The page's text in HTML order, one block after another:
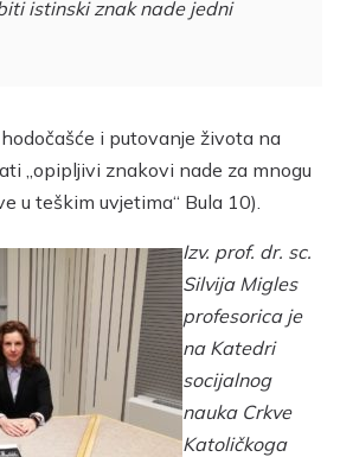
istinski znak nade jedni
i putovanje života na
„opipljivi znakovi nade za mnogu
u teškim uvjetima“ Bula 10).
Izv. prof. dr. sc.
Silvija Migles
profesorica je
na Katedri
socijalnog
nauka Crkve
Katoličkoga